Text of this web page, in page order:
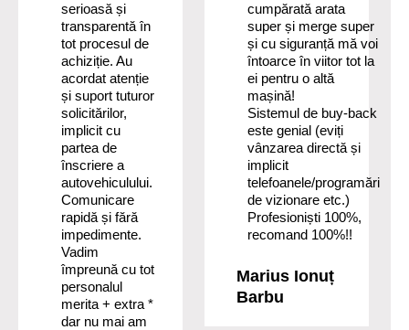
serioasă și
transparentă în
tot procesul de
achiziție. Au
acordat atenție
și suport tuturor
solicitărilor,
implicit cu
partea de
înscriere a
autovehiculului.
Comunicare
rapidă și fără
impedimente.
Vadim
împreună cu tot
personalul
merita + extra *
dar nu mai am
cumpărată arata
super și merge super
și cu siguranță mă voi
întoarce în viitor tot la
ei pentru o altă
mașină!
Sistemul de buy-back
este genial (eviți
vânzarea directă și
implicit
telefoanele/programări
de vizionare etc.)
Profesioniști 100%,
recomand 100%!!
Marius Ionuț
Barbu